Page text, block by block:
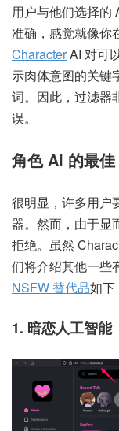
用户与他们选择的
准确，感觉就像你
CharacterAI 对可
示肉体意图的关键
词。因此，过滤器
误。
角色 AI 的最
很明显，许多用户
器。然而，由于显
拒绝。虽然
们将介绍其他一些
NSFW 替代品如下
1. 暗恋人工智能